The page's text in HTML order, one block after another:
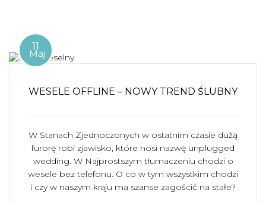
11
Maj
WESELE OFFLINE – NOWY TREND ŚLUBNY
W Stanach Zjednoczonych w ostatnim czasie dużą
furorę robi zjawisko, które nosi nazwę unplugged
wedding. W Najprostszym tłumaczeniu chodzi o
wesele bez telefonu. O co w tym wszystkim chodzi
i czy w naszym kraju ma szanse zagościć na stałe?